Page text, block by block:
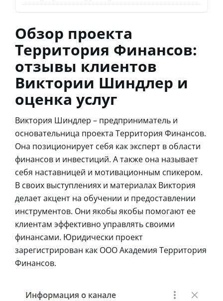
Обзор проекта
Территория Финансов:
отзывы клиентов
Виктории Шиндлер и
оценка услуг
Виктория Шиндлер – предприниматель и
основательница проекта Территория Финансов.
Она позиционирует себя как эксперт в области
финансов и инвестиций. А также она называет
себя наставницей и мотивационным спикером.
В своих выступлениях и материалах Виктория
делает акцент на обучении и предоставлении
инструментов. Они якобы якобы помогают ее
клиентам эффективно управлять своими
финансами. Юридически проект
зарегистрирован как ООО Академия Территория
Финансов.